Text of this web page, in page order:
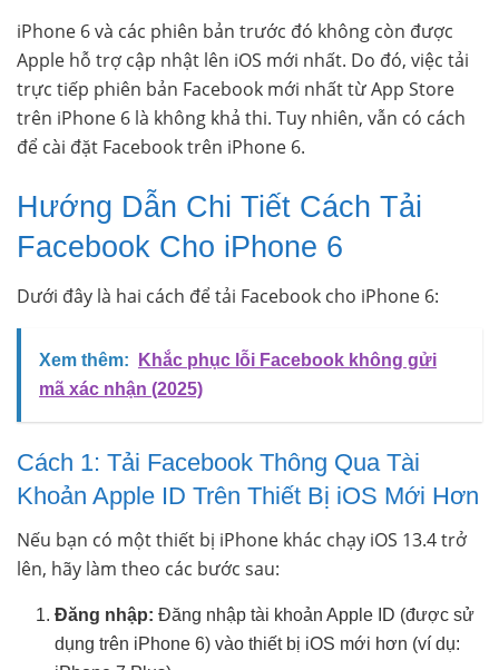
iPhone 6 và các phiên bản trước đó không còn được
Apple hỗ trợ cập nhật lên iOS mới nhất. Do đó, việc tải
trực tiếp phiên bản Facebook mới nhất từ App Store
trên iPhone 6 là không khả thi. Tuy nhiên, vẫn có cách
để cài đặt Facebook trên iPhone 6.
Hướng Dẫn Chi Tiết Cách Tải
Facebook Cho iPhone 6
Dưới đây là hai cách để tải Facebook cho iPhone 6:
Xem thêm:
Khắc phục lỗi Facebook không gửi
mã xác nhận (2025)
Cách 1: Tải Facebook Thông Qua Tài
Khoản Apple ID Trên Thiết Bị iOS Mới Hơn
Nếu bạn có một thiết bị iPhone khác chạy iOS 13.4 trở
lên, hãy làm theo các bước sau:
Đăng nhập: Đăng nhập tài khoản Apple ID (được sử
dụng trên iPhone 6) vào thiết bị iOS mới hơn (ví dụ: